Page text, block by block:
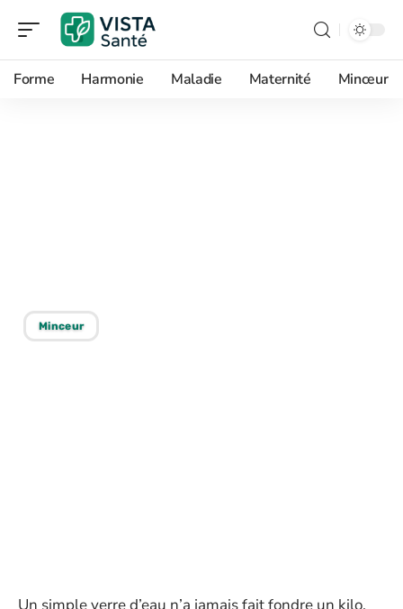
Forme Harmonie Maladie Maternité Minceur
Minceur